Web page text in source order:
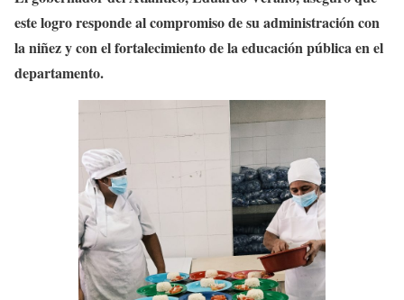
este logro responde al compromiso de su administración con
la niñez y con el fortalecimiento de la educación pública en el
departamento.